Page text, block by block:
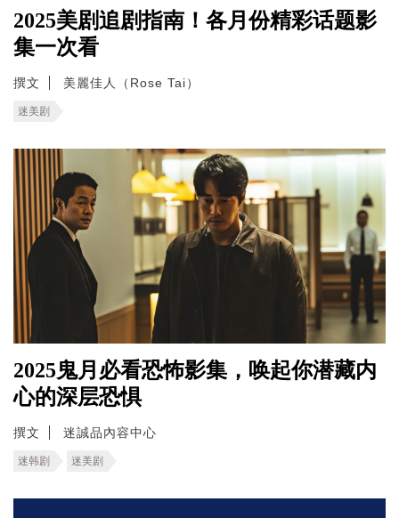
2025美剧追剧指南！各月份精彩话题影
集一次看
撰文 美麗佳人（Rose Tai）
迷美剧
2025鬼月必看恐怖影集，唤起你潜藏内
心的深层恐惧
撰文 迷誠品內容中心
迷韩剧 迷美剧